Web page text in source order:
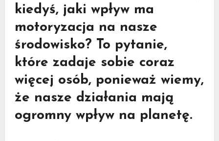
kiedyś, jaki wpływ ma
motoryzacja na nasze
środowisko? To pytanie,
które zadaje sobie coraz
więcej osób, ponieważ wiemy,
że nasze działania mają
ogromny wpływ na planetę.